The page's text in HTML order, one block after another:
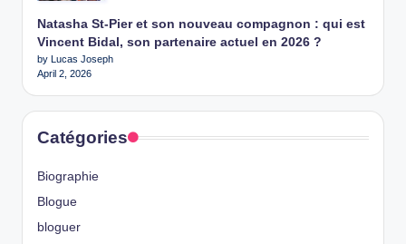
Natasha St-Pier et son nouveau compagnon : qui est
Vincent Bidal, son partenaire actuel en 2026 ?
by Lucas Joseph
April 2, 2026
Catégories
Biographie
Blogue
bloguer